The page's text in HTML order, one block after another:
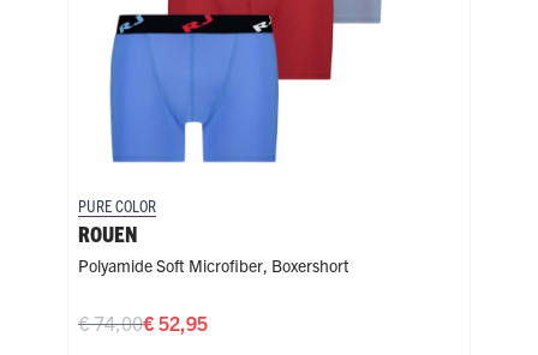
PURE COLOR
ROUEN
Polyamide Soft Microfiber, Boxershort
€ 52,95
€ 74,00